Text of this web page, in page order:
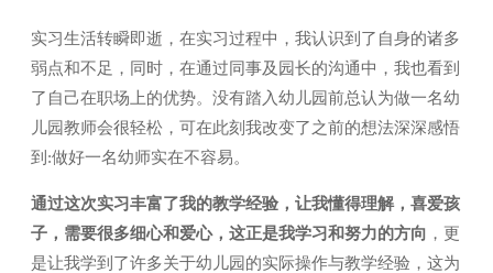
实习生活转瞬即逝，在实习过程中，我认识到了自身的诸多
弱点和不足，同时，在通过同事及园长的沟通中，我也看到
了自己在职场上的优势。没有踏入幼儿园前总认为做一名幼
儿园教师会很轻松，可在此刻我改变了之前的想法深深感悟
到:做好一名幼师实在不容易。
通过这次实习丰富了我的教学经验，让我懂得理解，喜爱孩
子，需要很多细心和爱心，这正是我学习和努力的方向 ，更
是让我学到了许多关于幼儿园的实际操作与教学经验，这为